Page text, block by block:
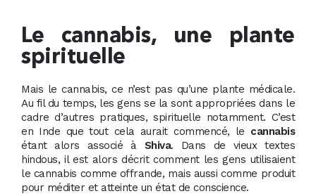
Le cannabis, une plante
spirituelle
Mais le cannabis, ce n’est pas qu’une plante médicale.
Au fil du temps, les gens se la sont appropriées dans le
cadre d’autres pratiques, spirituelle notamment. C’est
en Inde que tout cela aurait commencé, le cannabis
étant alors associé à Shiva. Dans de vieux textes
hindous, il est alors décrit comment les gens utilisaient
le cannabis comme offrande, mais aussi comme produit
pour méditer et atteinte un état de conscience.